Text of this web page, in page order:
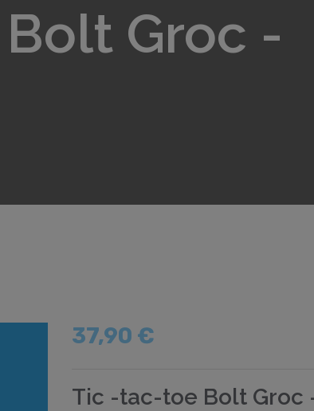
Groc -
37,90 €
Tic -tac-toe Bolt Groc